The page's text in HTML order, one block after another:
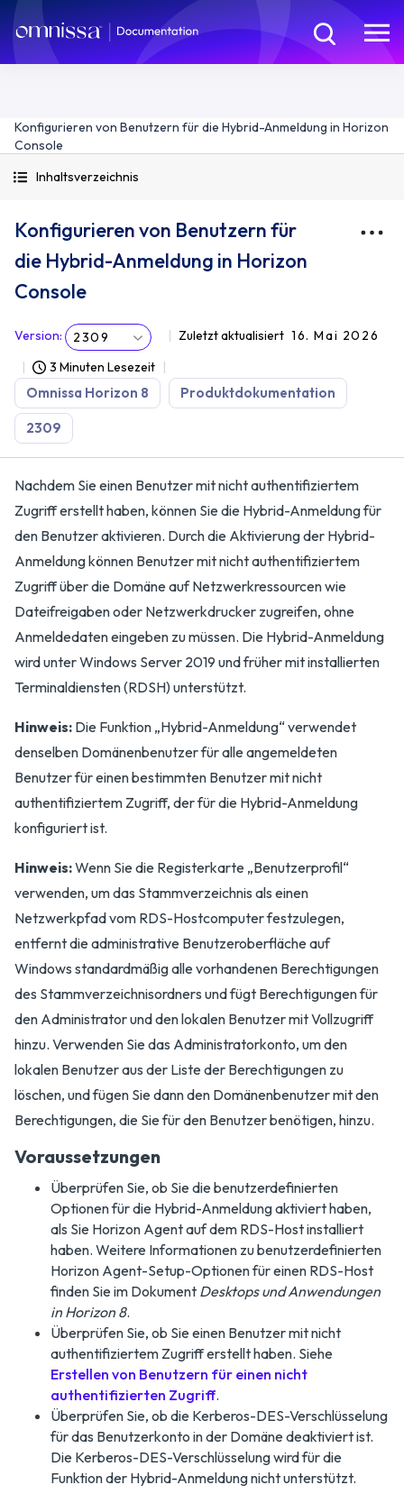
Konfigurieren von Benutzern für die Hybrid-Anmeldung in Horizon
Console
Inhaltsverzeichnis
Konfigurieren von Benutzern für
die Hybrid-Anmeldung in Horizon
Console
Version: 2309 Zuletzt aktualisiert 16. Mai 2026
3 Minuten Lesezeit
Omnissa Horizon 8 Produktdokumentation
2309
Nachdem Sie einen Benutzer mit nicht authentifiziertem
Zugriff erstellt haben, können Sie die Hybrid-Anmeldung für
den Benutzer aktivieren. Durch die Aktivierung der Hybrid-
Anmeldung können Benutzer mit nicht authentifiziertem
Zugriff über die Domäne auf Netzwerkressourcen wie
Dateifreigaben oder Netzwerkdrucker zugreifen, ohne
Anmeldedaten eingeben zu müssen. Die Hybrid-Anmeldung
wird unter Windows Server 2019 und früher mit installierten
Terminaldiensten (RDSH) unterstützt.
Hinweis: Die Funktion „Hybrid-Anmeldung“ verwendet
denselben Domänenbenutzer für alle angemeldeten
Benutzer für einen bestimmten Benutzer mit nicht
authentifiziertem Zugriff, der für die Hybrid-Anmeldung
konfiguriert ist.
Hinweis:Wenn Sie die Registerkarte „Benutzerprofil“
verwenden, um das Stammverzeichnis als einen
Netzwerkpfad vom RDS-Hostcomputer festzulegen,
entfernt die administrative Benutzeroberfläche auf
Windows standardmäßig alle vorhandenen Berechtigungen
des Stammverzeichnisordners und fügt Berechtigungen für
den Administrator und den lokalen Benutzer mit Vollzugriff
hinzu. Verwenden Sie das Administratorkonto, um den
lokalen Benutzer aus der Liste der Berechtigungen zu
löschen, und fügen Sie dann den Domänenbenutzer mit den
Berechtigungen, die Sie für den Benutzer benötigen, hinzu.
Voraussetzungen
Überprüfen Sie, ob Sie die benutzerdefinierten
Optionen für die Hybrid-Anmeldung aktiviert haben,
als Sie Horizon Agent auf dem RDS-Host installiert
haben. Weitere Informationen zu benutzerdefinierten
Horizon Agent-Setup-Optionen für einen RDS-Host
finden Sie im Dokument Desktops und Anwendungen
in Horizon 8.
Überprüfen Sie, ob Sie einen Benutzer mit nicht
authentifiziertem Zugriff erstellt haben. Siehe
Erstellen von Benutzern für einen nicht
authentifizierten Zugriff.
Überprüfen Sie, ob die Kerberos-DES-Verschlüsselung
für das Benutzerkonto in der Domäne deaktiviert ist.
Die Kerberos-DES-Verschlüsselung wird für die
Funktion der Hybrid-Anmeldung nicht unterstützt.